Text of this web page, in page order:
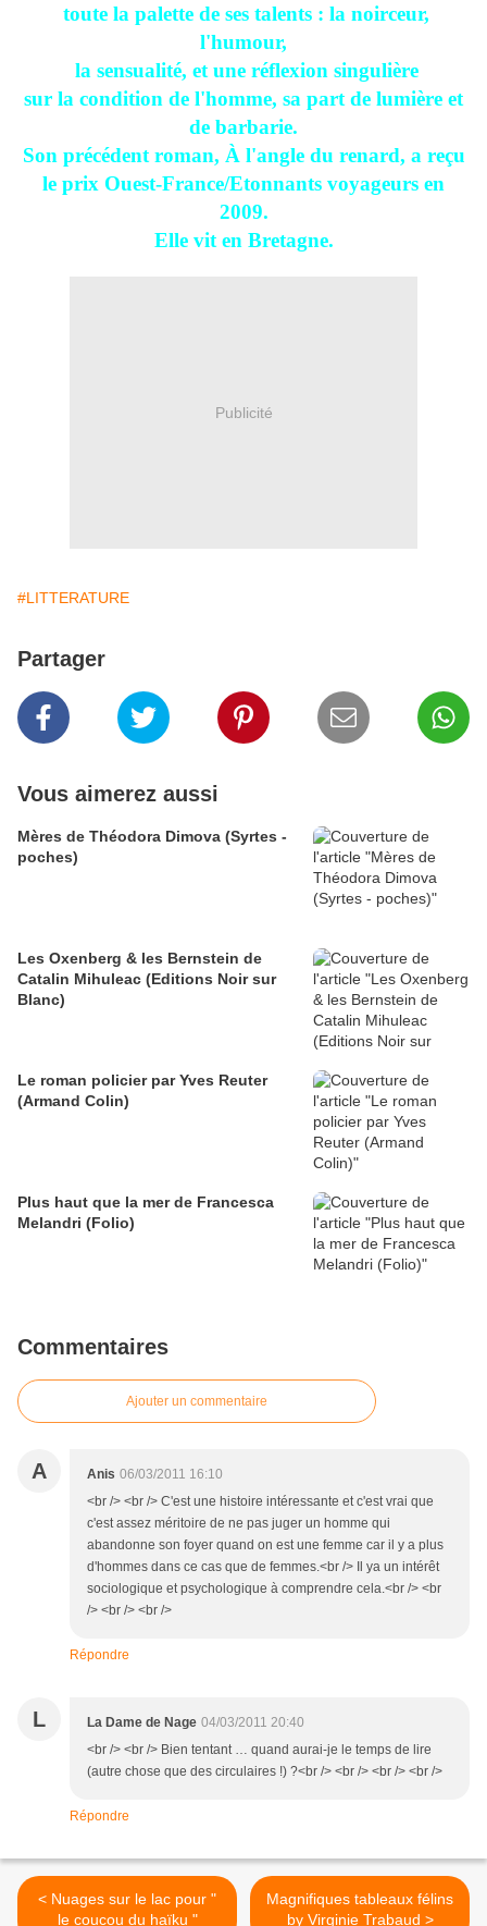
toute la palette de ses talents : la noirceur,
l'humour,
la sensualité, et une réflexion singulière
sur la condition de l'homme, sa part de lumière et
de barbarie.
Son précédent roman, À l'angle du renard, a reçu
le prix Ouest-France/Etonnants voyageurs en
2009.
Elle vit en Bretagne.
Publicité
#LITTERATURE
Partager
Vous aimerez aussi
Mères de Théodora Dimova (Syrtes -
poches)
Les Oxenberg & les Bernstein de
Catalin Mihuleac (Editions Noir sur
Blanc)
Le roman policier par Yves Reuter
(Armand Colin)
Plus haut que la mer de Francesca
Melandri (Folio)
Commentaires
Ajouter un commentaire
A Anis 06/03/2011 16:10
<br /> <br /> C'est une histoire intéressante et c'est vrai que
c'est assez méritoire de ne pas juger un homme qui
abandonne son foyer quand on est une femme car il y a plus
d'hommes dans ce cas que de femmes.<br /> Il ya un intérêt
sociologique et psychologique à comprendre cela.<br /> <br
/> <br /> <br />
Répondre
L La Dame de Nage 04/03/2011 20:40
<br /> <br /> Bien tentant … quand aurai-je le temps de lire
(autre chose que des circulaires !) ?<br /> <br /> <br /> <br />
Répondre
< Nuages sur le lac pour "
le coucou du haïku "
Magnifiques tableaux félins
by Virginie Trabaud >